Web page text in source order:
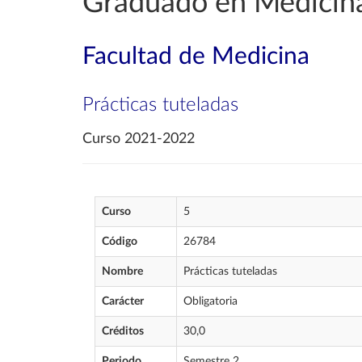
Facultad de Medicina
Prácticas tuteladas
Curso 2021-2022
Curso 5
Código 26784
Nombre Prácticas tuteladas
Carácter Obligatoria
Créditos 30,0